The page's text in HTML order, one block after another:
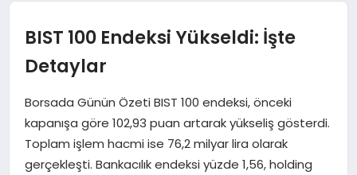
TEKNOLOJI
SPOR
SAĞLIK
EKONOMI
BIST 100 Endeksi Yükseldi: İşte
Detaylar
Borsada Günün Özeti BIST 100 endeksi, önceki
kapanışa göre 102,93 puan artarak yükseliş gösterdi.
Toplam işlem hacmi ise 76,2 milyar lira olarak
gerçekleşti. Bankacılık endeksi yüzde 1,56, holding